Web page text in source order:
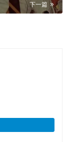
和上海电影制片
烧红莲寺》中
员参演，包括
智能的吴喜千和
下一篇